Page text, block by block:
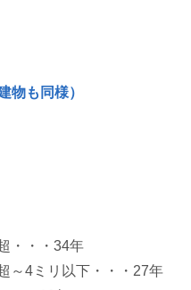
物も同様）
・・・34年
～4ミリ以下・・・27年